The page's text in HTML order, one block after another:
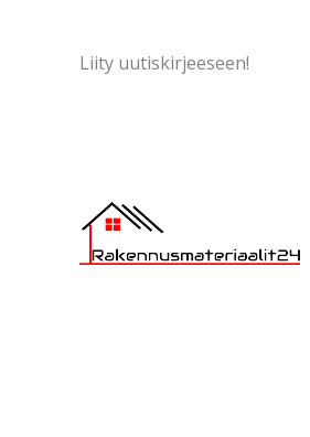
Liity uutiskirjeeseen!